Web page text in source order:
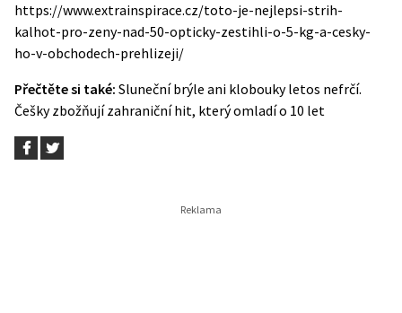
https://www.extrainspirace.cz/toto-je-nejlepsi-strih-
kalhot-pro-zeny-nad-50-opticky-zestihli-o-5-kg-a-cesky-
ho-v-obchodech-prehlizeji/
Přečtěte si také: Sluneční brýle ani klobouky letos nefrčí.
Češky zbožňují zahraniční hit, který omladí o 10 let